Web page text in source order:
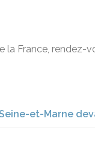
la France, rendez-
et-Marne